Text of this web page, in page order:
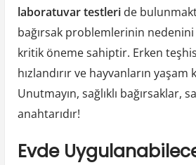
laboratuvar testleride
bağırsak problemlerinin
kritik öneme sahiptir. Erken
hızlandırır ve hayvanların yaşam
Unutmayın, sağlıklı bağırsaklar,
anahtarıdır!
Evde